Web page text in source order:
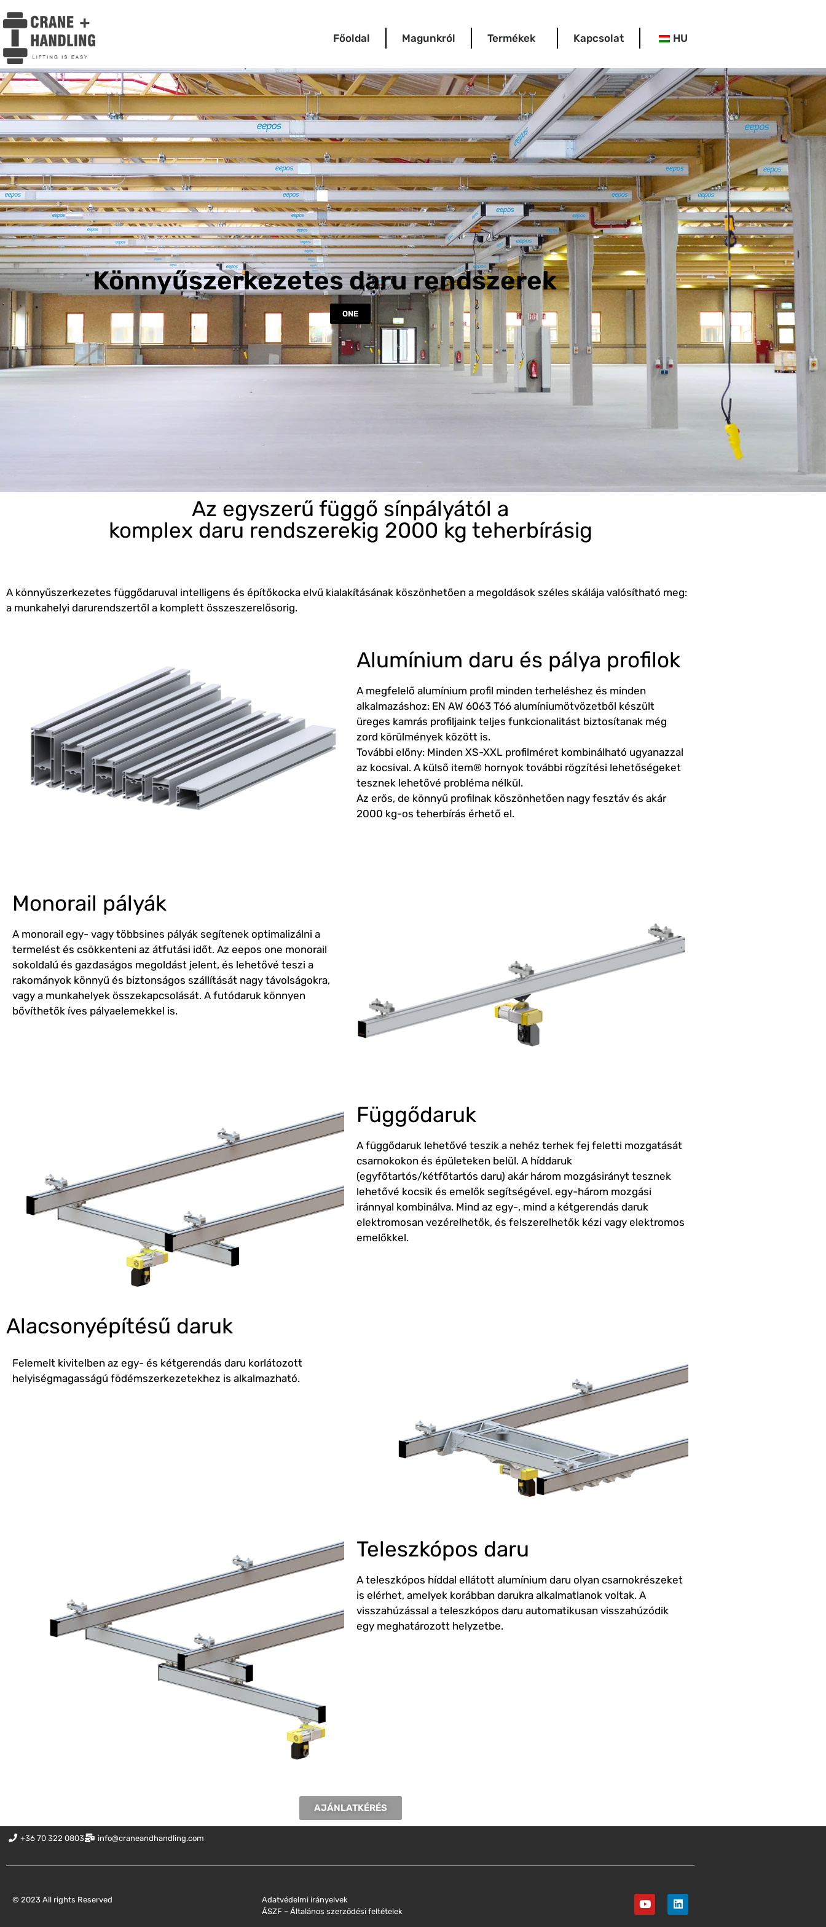
Főoldal Magunkról Termékek Kapcsolat HU
Könnyűszerkezetes daru rendszerek
ONE
Az egyszerű függő sínpályától a
komplex daru rendszerekig 2000 kg teherbírásig
A könnyűszerkezetes függődaruval intelligens és építőkocka elvű kialakításának köszönhetően a megoldások széles skálája valósítható meg:
a munkahelyi darurendszertől a komplett összeszerelősorig.
Alumínium daru és pálya profilok
A megfelelő alumínium profil minden terheléshez és minden
alkalmazáshoz: EN AW 6063 T66 alumíniumötvözetből készült
üreges kamrás profiljaink teljes funkcionalitást biztosítanak még
zord körülmények között is.
További előny: Minden XS-XXL profilméret kombinálható ugyanazzal
az kocsival. A külső item® hornyok további rögzítési lehetőségeket
tesznek lehetővé probléma nélkül.
Az erős, de könnyű profilnak köszönhetően nagy fesztáv és akár
2000 kg-os teherbírás érhető el.
Monorail pályák
A monorail egy- vagy többsines pályák segítenek optimalizálni a
termelést és csökkenteni az átfutási időt. Az eepos one monorail
sokoldalú és gazdaságos megoldást jelent, és lehetővé teszi a
rakományok könnyű és biztonságos szállítását nagy távolságokra,
vagy a munkahelyek összekapcsolását. A futódaruk könnyen
bővíthetők íves pályaelemekkel is.
Függődaruk
A függődaruk lehetővé teszik a nehéz terhek fej feletti mozgatását
csarnokokon és épületeken belül. A híddaruk
(egyfőtartós/kétfőtartós daru) akár három mozgásirányt tesznek
lehetővé kocsik és emelők segítségével. egy-három mozgási
iránnyal kombinálva. Mind az egy-, mind a kétgerendás daruk
elektromosan vezérelhetők, és felszerelhetők kézi vagy elektromos
emelőkkel.
Alacsonyépítésű daruk
Felemelt kivitelben az egy- és kétgerendás daru korlátozott
helyiségmagasságú födémszerkezetekhez is alkalmazható.
Teleszkópos daru
A teleszkópos híddal ellátott alumínium daru olyan csarnokrészeket
is elérhet, amelyek korábban darukra alkalmatlanok voltak. A
visszahúzással a teleszkópos daru automatikusan visszahúzódik
egy meghatározott helyzetbe.
AJÁNLATKÉRÉS
+36 70 322 0803 info@craneandhandling.com
© 2023 All rights Reserved
Adatvédelmi irányelvek
ÁSZF – Általános szerződési feltételek